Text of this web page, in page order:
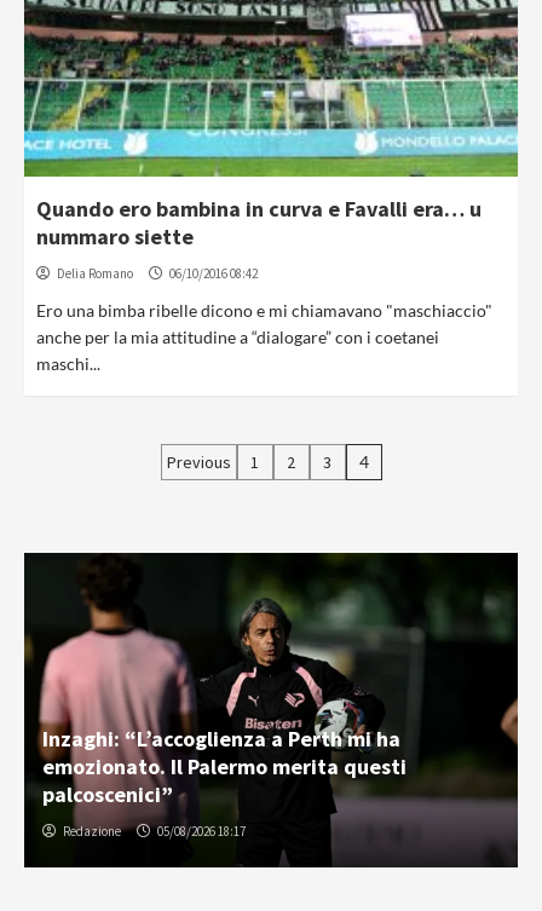
Quando ero bambina in curva e Favalli era… u
nummaro siette
Delia Romano 06/10/2016 08:42
Ero una bimba ribelle dicono e mi chiamavano "maschiaccio"
anche per la mia attitudine a “dialogare” con i coetanei
maschi...
Paginazione
articoli
Previous 1 2 3 4
Inzaghi: “L’accoglienza a Perth mi ha
emozionato. Il Palermo merita questi
palcoscenici”
Redazione 05/08/2026 18:17